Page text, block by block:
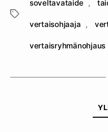
Avainsanat
soveltavataide ,
vertaisohjaaja ,
vertaisryhmänohjaus